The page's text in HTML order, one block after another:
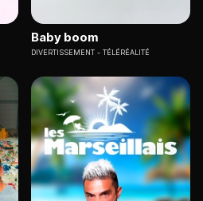
Baby boom
DIVERTISSEMENT TÉLÉRÉALITÉ